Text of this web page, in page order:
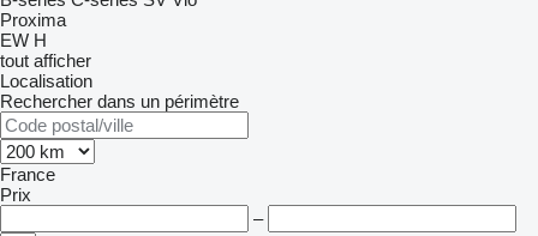
Proxima
EW H
tout afficher
Localisation
Rechercher dans un périmètre
France
Prix
–